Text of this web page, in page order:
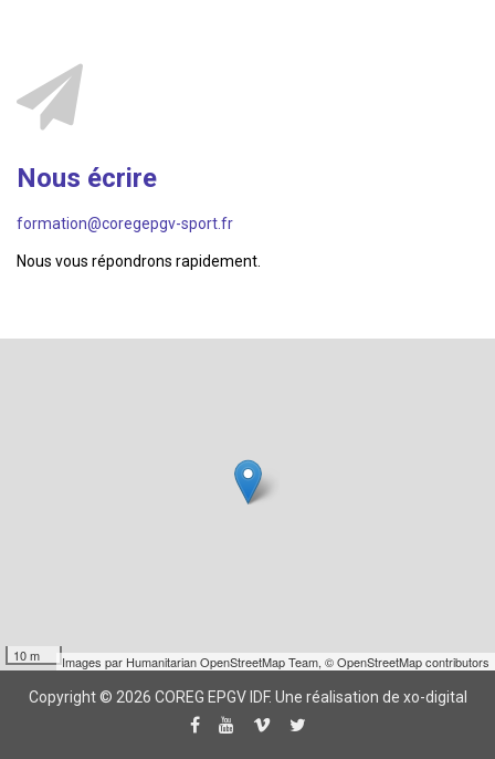
Nous écrire
formation@coregepgv-sport.fr
Nous vous répondrons rapidement.
10 m Images par Humanitarian OpenStreetMap Team, © OpenStreetMap contributors
Copyright © 2026 COREG EPGV IDF. Une réalisation de xo-digital